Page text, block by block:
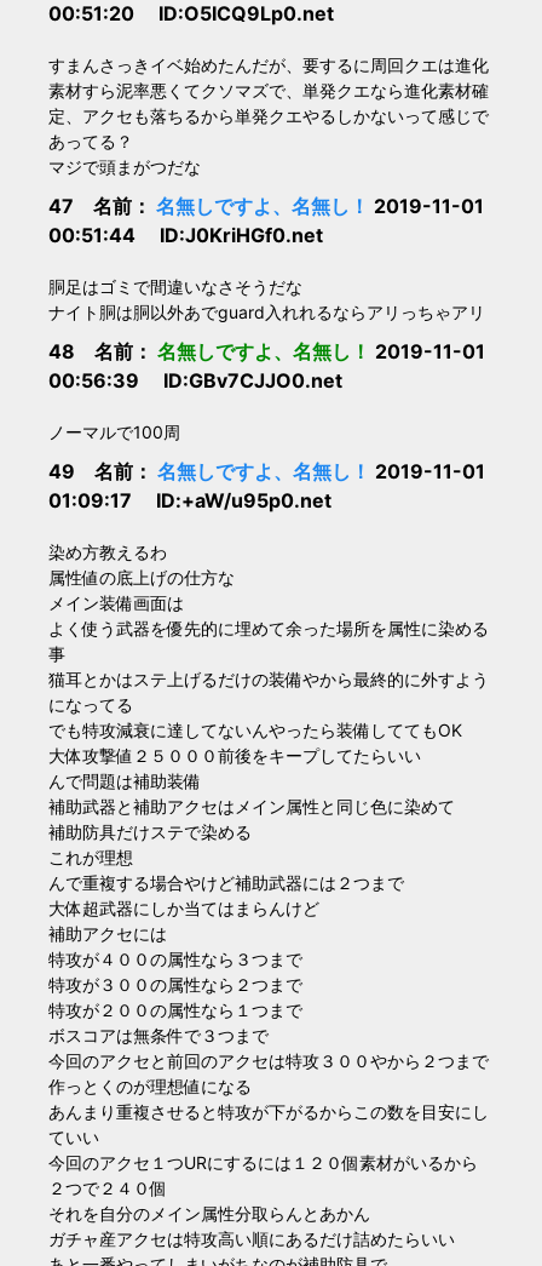
00:51:20 ID:O5ICQ9Lp0.net
すまんさっきイベ始めたんだが、要するに周回クエは進化
素材すら泥率悪くてクソマズで、単発クエなら進化素材確
定、アクセも落ちるから単発クエやるしかないって感じで
あってる？
マジで頭まがつだな
47 名前： 名無しですよ、名無し！ 2019-11-01
00:51:44 ID:J0KriHGf0.net
胴足はゴミで間違いなさそうだな
ナイト胴は胴以外あでguard入れれるならアリっちゃアリ
48 名前： 名無しですよ、名無し！ 2019-11-01
00:56:39 ID:GBv7CJJO0.net
ノーマルで100周
49 名前： 名無しですよ、名無し！ 2019-11-01
01:09:17 ID:+aW/u95p0.net
染め方教えるわ
属性値の底上げの仕方な
メイン装備画面は
よく使う武器を優先的に埋めて余った場所を属性に染める
事
猫耳とかはステ上げるだけの装備やから最終的に外すよう
になってる
でも特攻減衰に達してないんやったら装備しててもOK
大体攻撃値２５０００前後をキープしてたらいい
んで問題は補助装備
補助武器と補助アクセはメイン属性と同じ色に染めて
補助防具だけステで染める
これが理想
んで重複する場合やけど補助武器には２つまで
大体超武器にしか当てはまらんけど
補助アクセには
特攻が４００の属性なら３つまで
特攻が３００の属性なら２つまで
特攻が２００の属性なら１つまで
ボスコアは無条件で３つまで
今回のアクセと前回のアクセは特攻３００やから２つまで
作っとくのが理想値になる
あんまり重複させると特攻が下がるからこの数を目安にし
ていい
今回のアクセ１つURにするには１２０個素材がいるから
２つで２４０個
それを自分のメイン属性分取らんとあかん
ガチャ産アクセは特攻高い順にあるだけ詰めたらいい